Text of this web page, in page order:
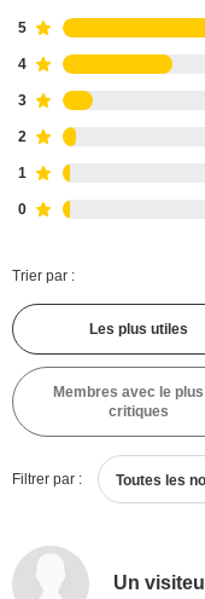
5
4
3
2
1
0
Trier par :
Les plus utiles
Membres avec le
critiques
Filtrer par : Toutes les
Un